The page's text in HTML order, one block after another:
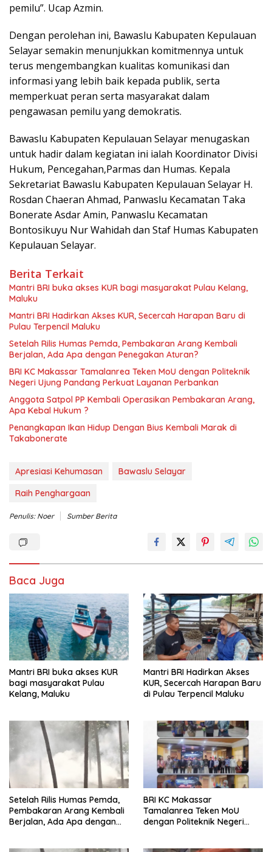
pemilu”. Ucap Azmin.
Dengan perolehan ini, Bawaslu Kabupaten Kepulauan
Selayar semakin menunjukkan komitmennya untuk
terus mengembangkan kualitas komunikasi dan
informasi yang lebih baik kepada publik, serta
memperkuat peran serta masyarakat dalam
pengawasan pemilu yang demokratis.
Bawaslu Kabupaten Kepulauan Selayar menugaskan
untuk hadir dalam kegiatan ini ialah Koordinator Divisi
Hukum, Pencegahan,Parmas dan Humas. Kepala
Sekretariat Bawaslu Kabupaten Kepulauan Selayar H.
Rosdan Chaeran Ahmad, Panwaslu Kecamatan Taka
Bonerate Asdar Amin, Panwaslu Kecamatan
Bontosikuyu Nur Wahidah dan Staf Humas Kabupaten
Kepulauan Selayar.
Berita Terkait
Mantri BRI buka akses KUR bagi masyarakat Pulau Kelang,
Maluku
Mantri BRI Hadirkan Akses KUR, Secercah Harapan Baru di
Pulau Terpencil Maluku
Setelah Rilis Humas Pemda, Pembakaran Arang Kembali
Berjalan, Ada Apa dengan Penegakan Aturan?
BRI KC Makassar Tamalanrea Teken MoU dengan Politeknik
Negeri Ujung Pandang Perkuat Layanan Perbankan
Anggota Satpol PP Kembali Operasikan Pembakaran Arang,
Apa Kebal Hukum ?
Penangkapan Ikan Hidup Dengan Bius Kembali Marak di
Takabonerate
Apresiasi Kehumasan
Bawaslu Selayar
Raih Penghargaan
Penulis: Noer Sumber Berita
Baca Juga
Mantri BRI buka akses KUR
bagi masyarakat Pulau
Kelang, Maluku
Mantri BRI Hadirkan Akses
KUR, Secercah Harapan Baru
di Pulau Terpencil Maluku
Setelah Rilis Humas Pemda,
Pembakaran Arang Kembali
Berjalan, Ada Apa dengan
BRI KC Makassar
Tamalanrea Teken MoU
dengan Politeknik Negeri